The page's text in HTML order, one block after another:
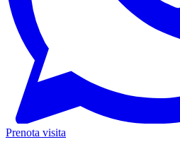
Prenota visita